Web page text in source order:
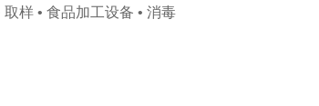
样 • 食品加工设备 • 消毒